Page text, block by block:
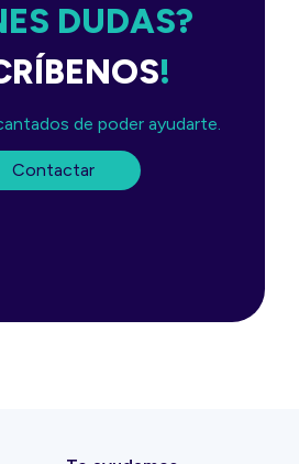
DUDAS?
!
de poder ayudarte.
Contactar